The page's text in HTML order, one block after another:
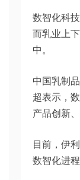
数智化科
而乳业上
中。
中国乳制
超表示，
产品创新
目前，伊
数智化进程